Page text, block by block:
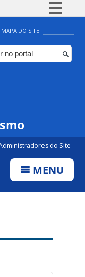
Simplifique!
BR
Participe
MAPA DO SITE
do Site
MENU